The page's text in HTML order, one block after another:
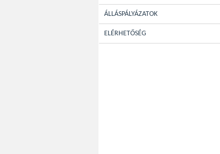
ÁLLÁSPÁLYÁZATOK
ELÉRHETŐSÉG